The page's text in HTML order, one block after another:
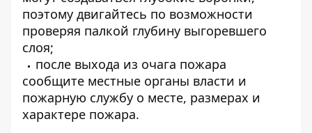
поэтому двигайтесь по возможности
проверяя палкой глубину выгоревшего
слоя;
после выхода из очага пожара
сообщите местные органы власти и
пожарную службу о месте, размерах и
характере пожара.